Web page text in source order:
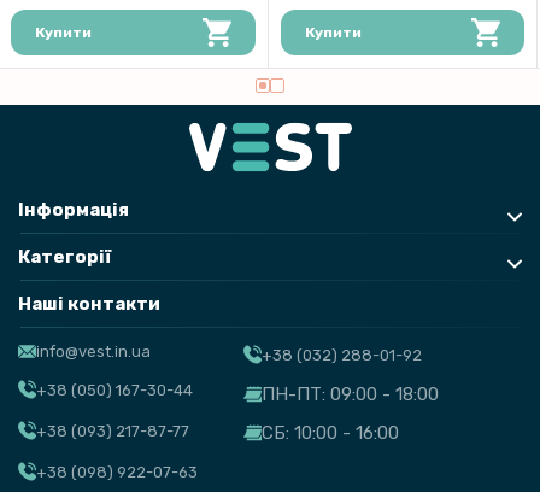
Купити Купити
Інформація
Категорії
Наші контакти
info@vest.in.ua
+38 (050) 167-30-44
+38 (093) 217-87-77
+38 (098) 922-07-63
+38 (032) 288-01-92
ПН-ПТ: 09:00 - 18:00
СБ: 10:00 - 16:00